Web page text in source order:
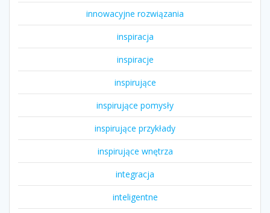
innowacyjne rozwiązania
inspiracja
inspiracje
inspirujące
inspirujące pomysły
inspirujące przykłady
inspirujące wnętrza
integracja
inteligentne